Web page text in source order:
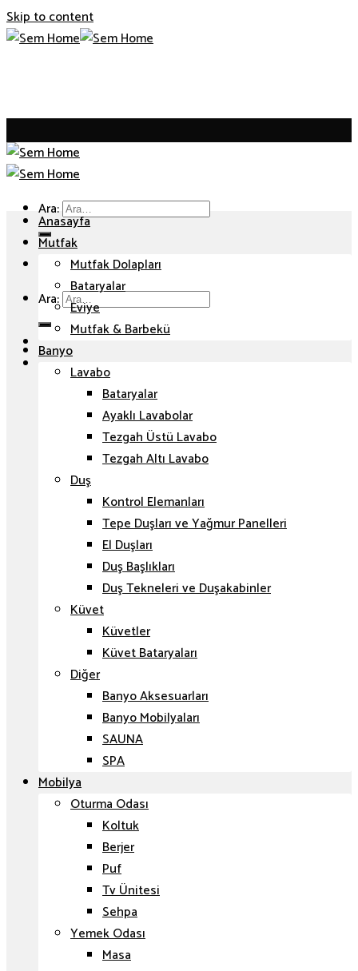
Skip to content
Ara:
Ara:
Anasayfa
Mutfak
Mutfak Dolapları
Bataryalar
Eviye
Mutfak & Barbekü
Banyo
Lavabo
Bataryalar
Ayaklı Lavabolar
Tezgah Üstü Lavabo
Tezgah Altı Lavabo
Duş
Kontrol Elemanları
Tepe Duşları ve Yağmur Panelleri
El Duşları
Duş Başlıkları
Duş Tekneleri ve Duşakabinler
Küvet
Küvetler
Küvet Bataryaları
Diğer
Banyo Aksesuarları
Banyo Mobilyaları
SAUNA
SPA
Mobilya
Oturma Odası
Koltuk
Berjer
Puf
Tv Ünitesi
Sehpa
Yemek Odası
Masa